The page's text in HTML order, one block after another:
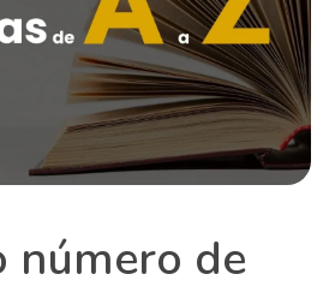
número de